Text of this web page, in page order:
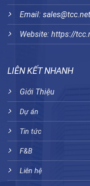
Email:
Website: https://
LIÊN KẾT NHANH
Giới Thiệu
Dự án
Tin tức
F&B
Liên hệ